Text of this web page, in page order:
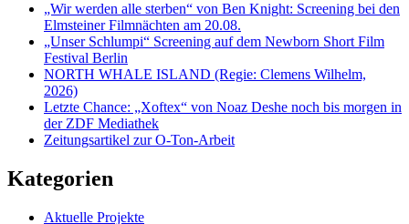
„Wir werden alle sterben“ von Ben Knight: Screening bei den
Elmsteiner Filmnächten am 20.08.
„Unser Schlumpi“ Screening auf dem Newborn Short Film
Festival Berlin
NORTH WHALE ISLAND (Regie: Clemens Wilhelm,
2026)
Letzte Chance: „Xoftex“ von Noaz Deshe noch bis morgen in
der ZDF Mediathek
Zeitungsartikel zur O-Ton-Arbeit
Kategorien
Aktuelle Projekte